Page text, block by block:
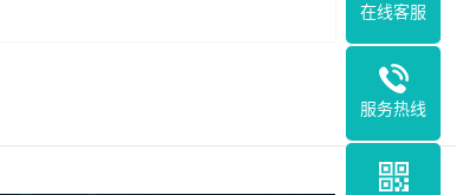
在线客服
服务热线